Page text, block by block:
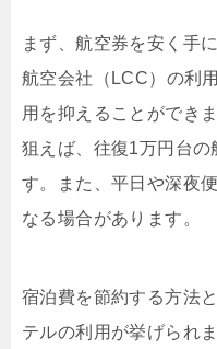
まず、航空券を安く手
航空会社（LCC）の利
用を抑えることができ
狙えば、往復1万円台の
す。また、平日や深夜
なる場合があります。
宿泊費を節約する方法
テルの利用が挙げられ